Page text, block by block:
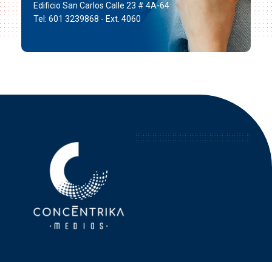
Edificio San Carlos Calle 23 # 4A-64
Tel: 601 3239868 - Ext. 4060